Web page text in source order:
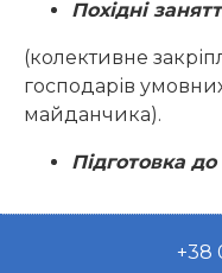
Похідні
(колективне
господарів
майданчика).
Підготовка
+38